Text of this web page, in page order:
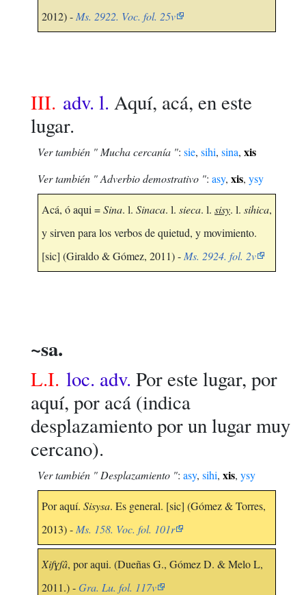
2012) - Ms. 2922. Voc. fol. 25v
III. adv. l. Aquí, acá, en este
lugar.
Ver también " Mucha cercanía ": sie, sihi, sina, xis
Ver también " Adverbio demostrativo ": asy, xis, ysy
Acá, ó aqui =Sina. l. Sinaca. l. sieca. l. sisy. l. sihica,
y sirven para los verbos de quietud, y movimiento.
[sic] (Giraldo & Gómez, 2011) - Ms. 2924. fol. 2v
~sa.
L.I. loc. adv. Por este lugar, por
aquí, por acá (indica
desplazamiento por un lugar muy
cercano).
Ver también " Desplazamiento ": asy, sihi, xis, ysy
Por aquí. Sisysa. Es general. [sic] (Gómez & Torres,
2013) - Ms. 158. Voc. fol. 101r
Xiſɣſâ, por aqui. (Dueñas G., Gómez D. & Melo L,
2011.) -Gra. Lu. fol. 117v